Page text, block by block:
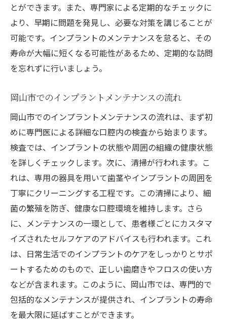
とができます。また、専門家による定期的なチェックに
より、早期に問題を発見し、必要な対策を講じることが
可能です。インプラントのメンテナンスを怠ると、その
寿命が大幅に短くなる可能性があるため、定期的な訪問
を忘れずに行いましょう。
岡山市でのインプラントメンテナンスの流れ
岡山市でのインプラントメンテナンスの流れは、まず初
めに専門医による詳細な口腔内の検査から始まります。
検査では、インプラントの状態や周囲の組織の健康状態
を詳しくチェックします。次に、清掃が行われます。こ
れは、専用の器具を用いて歯茎やインプラントの周囲を
丁寧にクリーニングする工程です。この清掃により、細
菌の繁殖を防ぎ、健康な口腔環境を維持します。さら
に、メンテナンスの一環として、患者様ごとにカスタマ
イズされたセルフケアのアドバイスも行われます。これ
は、日常生活でのインプラントのケアをしっかりとサポ
ートするためのもので、正しい歯磨きやフロスの使い方
などが含まれます。このように、岡山市では、専門的で
包括的なメンテナンスが提供され、インプラントの寿命
を最大限に延ばすことができます。